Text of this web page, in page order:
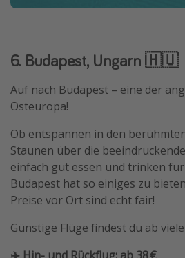
6. Budapest, Ungarn 🇭🇺
Auf nach Budapest – eine der
Osteuropa!
Ob entspannen in den
Staunen über die
einfach gut essen und trinken für
Budapest hat so einiges zu
Preise vor Ort sind echt fair!
Günstige Flüge findest du ab